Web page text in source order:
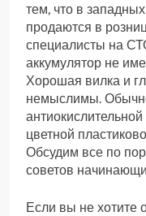
тем, что в
продаются в
специалисты на
аккумулятор не
Хорошая вилка и
немыслимы.
цветной
Обсудим все по
советов
Если вы не хотите